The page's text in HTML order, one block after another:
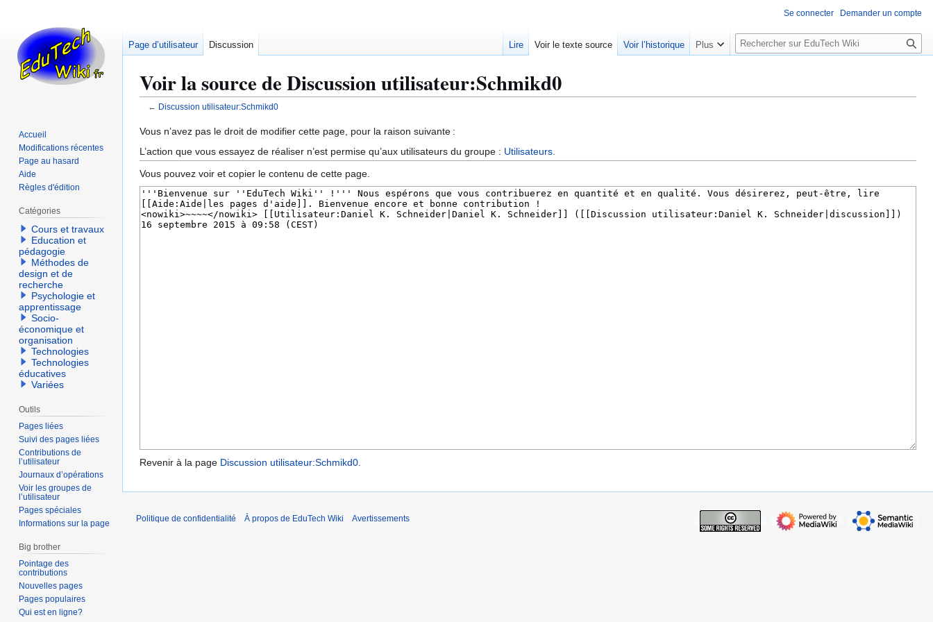
Voir la source de Discussion utilisateur:Schmikd0
← Discussion utilisateur:Schmikd0
Aller
à
la
navigation
Aller
à
la
recherche
Vous n’avez pas le droit de modifier cette page, pour la raison suivante :
L’action que vous essayez de réaliser n’est permise qu’aux utilisateurs du groupe : Utilisateurs
Vous pouvez voir et copier le contenu de cette page.
Revenir à la page Discussion utilisateur:Schmikd0
Se connecter Demander un compte
Page d’utilisateur Discussion Lire Voir le texte source Voir l’historique Plus
R
e
e
r
Accueil
Modifications récentes
Page au hasard
Aide
Règles d'édition
Catégories
Cours et travaux
Education et
pédagogie
Méthodes de
design et de
recherche
Psychologie et
apprentissage
Socio-
économique et
organisation
Technologies
Technologies
éducatives
Variées
Outils
Pages liées
Suivi des pages liées
Contributions de
l’utilisateur
Journaux d’opérations
Voir les groupes de
l’utilisateur
Pages spéciales
Informations sur la page
Big brother
Pointage des
contributions
Nouvelles pages
Pages populaires
Qui est en ligne?
Politique de confidentialité À propos de EduTech Wiki Avertissements